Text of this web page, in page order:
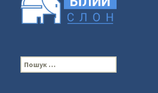
П
о